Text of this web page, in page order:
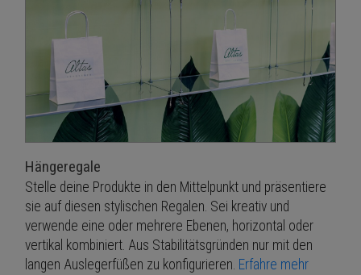
Hängeregale
Stelle deine Produkte in den Mittelpunkt und präsentiere
sie auf diesen stylischen Regalen. Sei kreativ und
verwende eine oder mehrere Ebenen, horizontal oder
vertikal kombiniert. Aus Stabilitätsgründen nur mit den
langen Auslegerfüßen zu konfigurieren. Erfahre mehr